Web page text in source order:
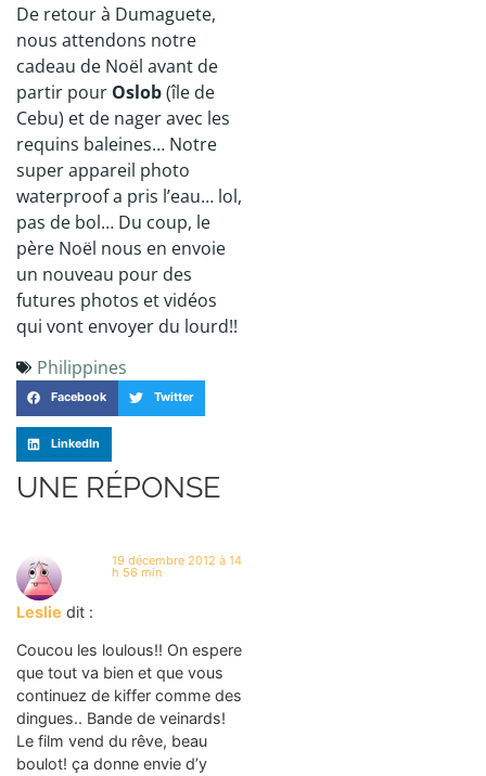
De retour à Dumaguete,
nous attendons notre
cadeau de Noël avant de
partir pour Oslob(île de
Cebu) et de nager avec les
requins baleines… Notre
super appareil photo
waterproof a pris l’eau… lol,
pas de bol… Du coup, le
père Noël nous en envoie
un nouveau pour des
futures photos et vidéos
qui vont envoyer du lourd!!
Philippines
Facebook Twitter
LinkedIn
UNE RÉPONSE
Leslie dit :
19 décembre 2012 à 14
h 56 min
Coucou les loulous!! On espere
que tout va bien et que vous
continuez de kiffer comme des
dingues.. Bande de veinards!
Le film vend du rêve, beau
boulot! ça donne envie d’y